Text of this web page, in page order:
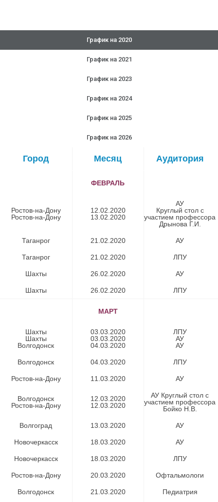
График на 2020
График на 2021
График на 2023
График на 2024
График на 2025
График на 2026
Город Месяц Аудитория
ФЕВРАЛЬ
Ростов-на-Дону
Ростов-на-Дону
12.02.2020
13.02.2020
АУ
Круглый стол с
участием профессора
Дрынова Г.И.
Таганрог 21.02.2020​ АУ
Таганрог 21.02.2020​ ЛПУ
Шахты 26.02.2020​ АУ
Шахты​ 26.02.2020​ ЛПУ​
МАРТ
Шахты
Шахты
Волгодонск
03.03.2020
03.03.2020
04.03.2020
ЛПУ
АУ
АУ
Волгодонск​ 04.03.2020​ ЛПУ​
Ростов-на-Дону 11.03.2020​ АУ​
Волгодонск
Ростов-на-Дону
12.03.2020
12.03.2020
АУ Круглый стол с
участием профессора
Бойко Н.В.​
Волгоград 13.03.2020​ АУ​
Новочеркасск 18.03.2020​ АУ​
Новочеркасск​ 18.03.2020​ ЛПУ​
Ростов-на-Дону​ 20.03.2020​ Офтальмологи
Волгодонск​ 21.03.2020​ Педиатрия​